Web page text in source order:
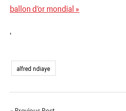
ballon d’or mondial »
'
alfred ndiaye